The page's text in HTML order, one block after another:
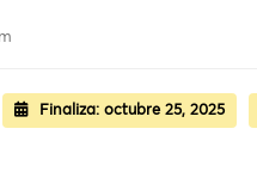
Finaliza: octubre 25, 2025